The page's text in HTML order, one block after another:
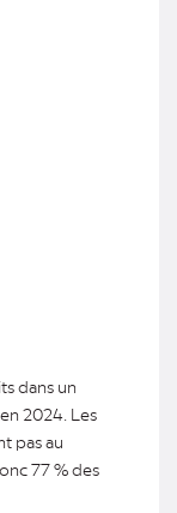
dans un
2024. Les
pas au
77 % des